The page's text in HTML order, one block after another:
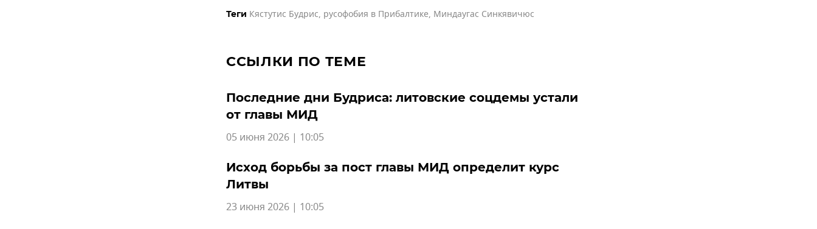
Теги Кястутис Будрис, русофобия в Прибалтике, Миндаугас Синкявичюс
ССЫЛКИ ПО ТЕМЕ
Последние дни Будриса: литовские соцдемы устали
от главы МИД
05 июня 2026 | 10:05
Исход борьбы за пост главы МИД определит курс
Литвы
23 июня 2026 | 10:05